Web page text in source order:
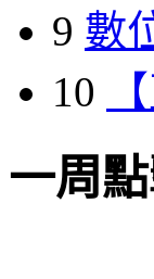
9 數
10
一周